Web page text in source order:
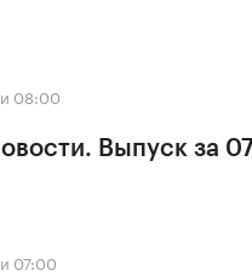
08:00
Выпуск за
07:00